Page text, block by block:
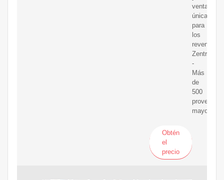
ventajas
únicas
para
los
Zentrada
-
Más
de
500
mayoristas
Obtén
el
precio